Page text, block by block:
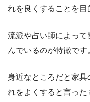
れを良くすることを目
流派や占い師によって
んでいるのが特徴です
身近なところだと家
れをよくすると言っ